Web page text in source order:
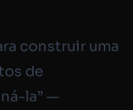
construir uma
de
la” —